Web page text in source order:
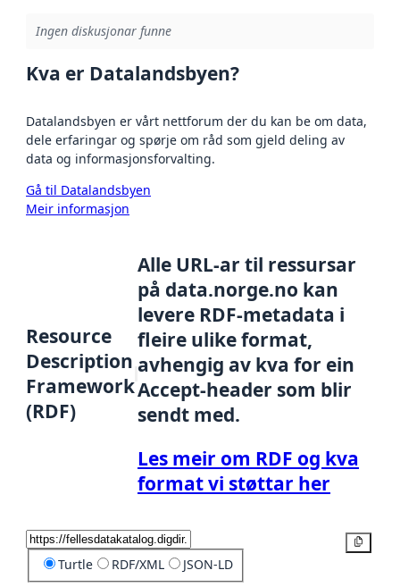
Ingen diskusjonar funne
Kva er Datalandsbyen?
Datalandsbyen er vårt nettforum der du kan be om data,
dele erfaringar og spørje om råd som gjeld deling av
data og informasjonsforvalting.
Gå til Datalandsbyen
Meir informasjon
Resource
Description
Framework
(RDF)
Alle URL-ar til ressursar
på data.norge.no kan
levere RDF-metadata i
fleire ulike format,
avhengig av kva for ein
Accept-header som blir
sendt med.
Les meir om RDF og kva
format vi støttar her
Turtle RDF/XML JSON-LD